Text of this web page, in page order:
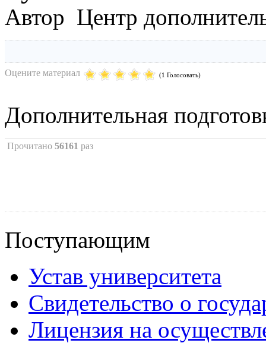
Автор Центр
Оцените материал (1 Голосовать)
Дополнительная
Прочитано 56161 раз
Поступающим
Устав университета
Свидетельство о
Лицензия на